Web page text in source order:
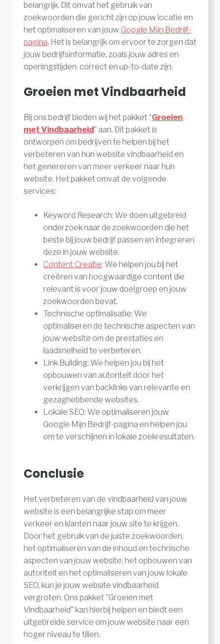
belangrijk. Dit omvat het gebruik van
zoekwoorden die gericht zijn op jouw locatie en
het optimaliseren van jouw Google Mijn Bedrijf-
pagina. Het is belangrijk om ervoor te zorgen dat
jouw bedrijfsinformatie, zoals jouw adres en
openingstijden, correct en up-to-date zijn.
Groeien met Vindbaarheid
Bij ons bedrijf bieden wij het pakket "Groeien
met Vindbaarheid " aan. Dit pakket is
ontworpen om bedrijven te helpen bij het
verbeteren van hun website vindbaarheid en
het genereren van meer verkeer naar hun
website. Het pakket omvat de volgende
services:
Keyword Research: We doen uitgebreid
onderzoek naar de zoekwoorden die het
beste bij jouw bedrijf passen en integreren
deze in jouw website.
Content Creatie: We helpen jou bij het
creëren van hoogwaardige content die
relevant is voor jouw doelgroep en jouw
zoekwoorden bevat.
Technische optimalisatie: We
optimaliseren de technische aspecten van
jouw website om de prestaties en
laadsnelheid te verbeteren.
Link Building: We helpen jou bij het
opbouwen van autoriteit door het
verkrijgen van backlinks van relevante en
gezaghebbende websites.
Lokale SEO: We optimaliseren jouw
Google Mijn Bedrijf-pagina en helpen jou
om te verschijnen in lokale zoekresultaten.
Conclusie
Het verbeteren van de vindbaarheid van jouw
website is een belangrijke stap om meer
verkeer en klanten naar jouw site te krijgen.
Door het gebruik van de juiste zoekwoorden,
het optimaliseren van de inhoud en technische
aspecten van jouw website, het opbouwen van
autoriteit en het optimaliseren van jouw lokale
SEO, kun je jouw website vindbaarheid
vergroten. Ons pakket "Groeien met
Vindbaarheid" kan hierbij helpen en biedt een
uitgebreide service om jouw website naar een
hoger niveau te tillen.